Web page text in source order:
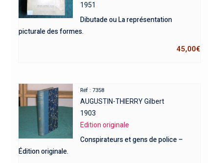
1951
Dibutade ou La représentation
picturale des formes.
45,00€
Réf : 7358
AUGUSTIN-THIERRY Gilbert
1903
Edition originale
Conspirateurs et gens de police –
Édition originale.